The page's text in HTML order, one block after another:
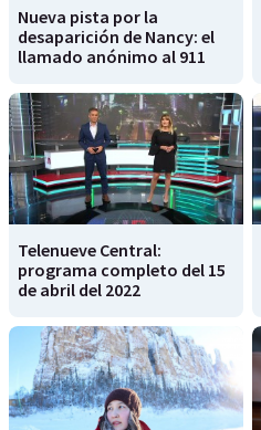
Nueva pista por la
desaparición de Nancy: el
llamado anónimo al 911
Telenueve Central:
programa completo del 15
de abril del 2022